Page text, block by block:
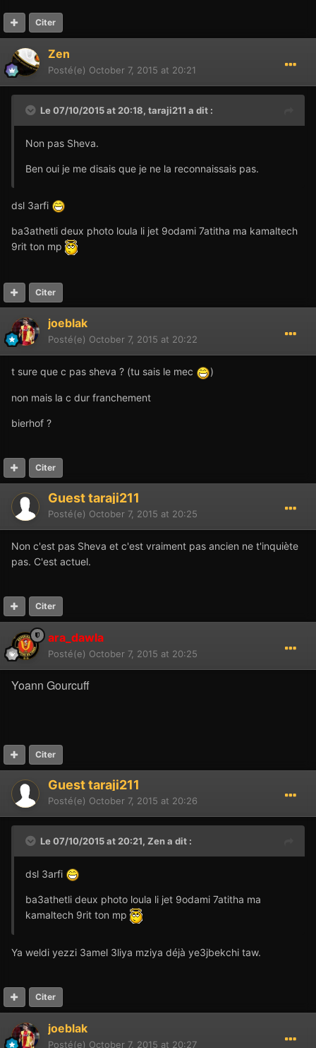
Citer
Zen
Posté(e) October 7, 2015 at 20:21
Le 07/10/2015 at 20:18, taraji211 a dit :
Non pas Sheva.
Ben oui je me disais que je ne la reconnaissais pas.
dsl 3arfi
ba3athetli deux photo loula li jet 9odami 7atitha ma kamaltech
9rit ton mp
Citer
joeblak
Posté(e) October 7, 2015 at 20:22
t sure que c pas sheva ? (tu sais le mec )
non mais la c dur franchement
bierhof ?
Citer
Guest taraji211
Posté(e) October 7, 2015 at 20:25
Non c'est pas Sheva et c'est vraiment pas ancien ne t'inquiète
pas. C'est actuel.
Citer
ara_dawla
Posté(e) October 7, 2015 at 20:25
Yoann Gourcuff
Citer
Guest taraji211
Posté(e) October 7, 2015 at 20:26
Le 07/10/2015 at 20:21, Zena dit :
dsl 3arfi
ba3athetli deux photo loula li jet 9odami 7atitha ma
kamaltech 9rit ton mp
Ya weldi yezzi 3amel 3liya mziya déjà ye3jbekchi taw.
Citer
joeblak
Posté(e) October 7, 2015 at 20:27